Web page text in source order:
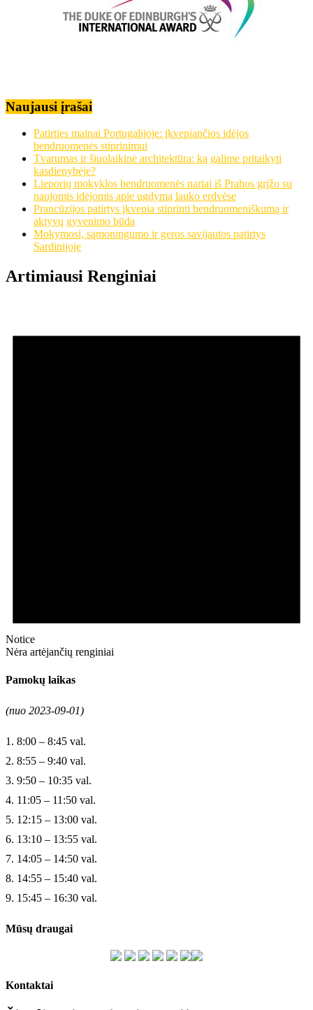
Naujausi įrašai
Patirties mainai Portugalijoje: įkvepiančios idėjos
bendruomenės stiprinimui
Tvarumas ir šiuolaikinė architektūra: ką galime pritaikyti
kasdienybėje?
Lieporių mokyklos bendruomenės nariai iš Prahos grįžo su
naujomis idėjomis apie ugdymą lauko erdvėse
Prancūzijos patirtys įkvepia stiprinti bendruomeniškumą ir
aktyvų gyvenimo būdą
Mokymosi, sąmoningumo ir geros savijautos patirtys
Sardinijoje
Artimiausi Renginiai
Notice
Nėra artėjančių renginiai
Pamokų laikas
(nuo 2023-09-01)
1. 8:00 – 8:45 val.
2. 8:55 – 9:40 val.
3. 9:50 – 10:35 val.
4. 11:05 – 11:50 val.
5. 12:15 – 13:00 val.
6. 13:10 – 13:55 val.
7. 14:05 – 14:50 val.
8. 14:55 – 15:40 val.
9. 15:45 – 16:30 val.
Mūsų draugai
Kontaktai